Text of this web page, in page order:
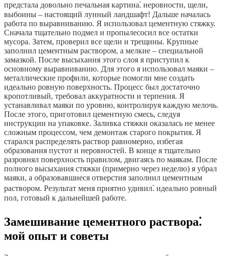
предстала довольно печальная картина⁚ неровности, щели,
выбоины – настоящий лунный ландшафт! Дальше началась
работа по выравниванию. Я использовал цементную стяжку.
Сначала тщательно подмел и пропылесосил все остатки
мусора. Затем, проверил все щели и трещины. Крупные
заполнил цементным раствором, а мелкие – специальной
замазкой. После высыхания этого слоя я приступил к
основному выравниванию. Для этого я использовал маяки –
металлические профили, которые помогли мне создать
идеально ровную поверхность. Процесс был достаточно
кропотливый, требовал аккуратности и терпения. Я
устанавливал маяки по уровню, контролируя каждую мелочь.
После этого, приготовил цементную смесь, следуя
инструкции на упаковке. Заливка стяжки оказалась не менее
сложным процессом, чем демонтаж старого покрытия. Я
старался распределять раствор равномерно, избегая
образования пустот и неровностей. В конце я тщательно
разровнял поверхность правилом, двигаясь по маякам. После
полного высыхания стяжки (примерно через неделю) я убрал
маяки, а образовавшиеся отверстия заполнил цементным
раствором. Результат меня приятно удивил⁚ идеально ровный
пол, готовый к дальнейшей работе.
Замешивание цементного раствора⁚
мой опыт и советы